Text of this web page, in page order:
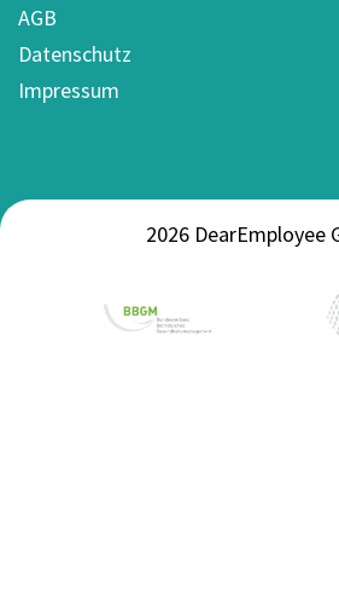
AGB
Datenschutz
Impressum
2026 DearEmployee